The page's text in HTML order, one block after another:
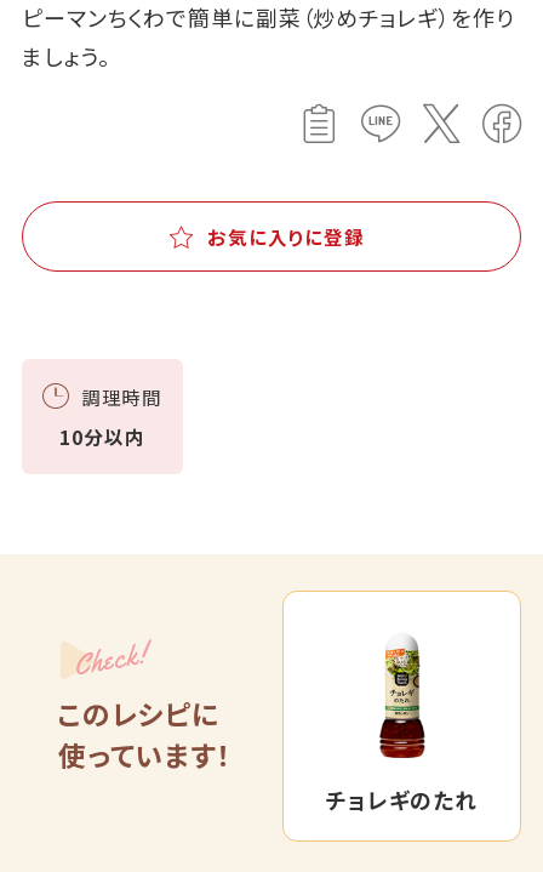
ピーマンちくわで簡単に副菜（炒めチョレギ）を作り
ましょう。
お気に入りに登録
調理時間
10分以内
Check!
このレシピに
使っています！
チョレギのたれ